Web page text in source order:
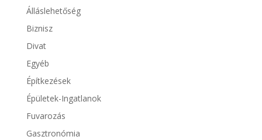
Álláslehetőség
Biznisz
Divat
Egyéb
Építkezések
Épületek-Ingatlanok
Fuvarozás
Gasztronómia